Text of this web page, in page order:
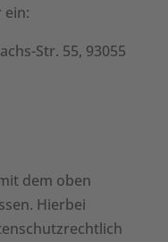
ein:
Str. 55, 93055
dem oben
Hierbei